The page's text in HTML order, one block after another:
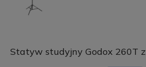
Statyw studyjny Godox 260T